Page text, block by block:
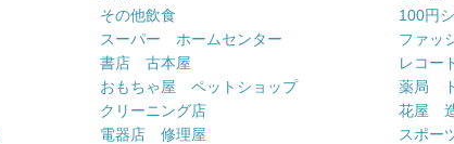
その他飲食
100円
スーパー ホームセンター
ファッ
書店 古本屋
レコー
おもちゃ屋 ペットショップ
薬局
クリーニング店
花屋
電器店 修理屋
スポー